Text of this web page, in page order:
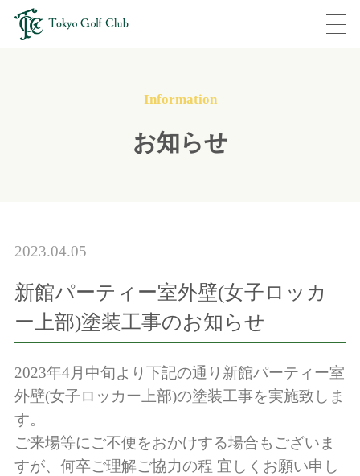
Information
お知らせ
2023.04.05
新館パーティー室外壁(女子ロッカ
ー上部)塗装工事のお知らせ
2023年4月中旬より下記の通り新館パーティー室
外壁(女子ロッカー上部)の塗装工事を実施致しま
す。
ご来場等にご不便をおかけする場合もございま
すが、何卒ご理解ご協力の程 宜しくお願い申し